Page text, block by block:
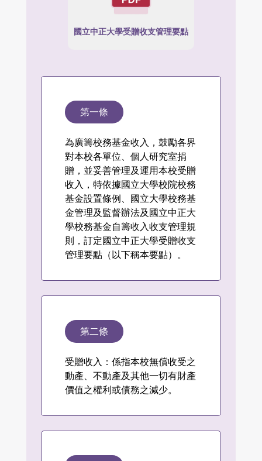
國立中正大學受贈收支管理要點
第一條
為廣籌校務基金收入，鼓勵各界
對本校各單位、個人研究室捐
贈，並妥善管理及運用本校受贈
收入，特依據國立大學校院校務
基金設置條例、國立大學校務基
金管理及監督辦法及國立中正大
學校務基金自籌收入收支管理規
則，訂定國立中正大學受贈收支
管理要點（以下稱本要點）。
第二條
受贈收入：係指本校無償收受之
動產、不動產及其他一切有財產
價值之權利或債務之減少。